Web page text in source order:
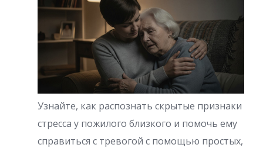
Узнайте, как распознать скрытые признаки
стресса у пожилого близкого и помочь ему
справиться с тревогой с помощью простых,